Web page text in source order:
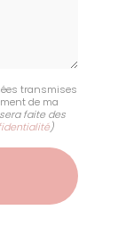
transmises
de ma
faite des
)